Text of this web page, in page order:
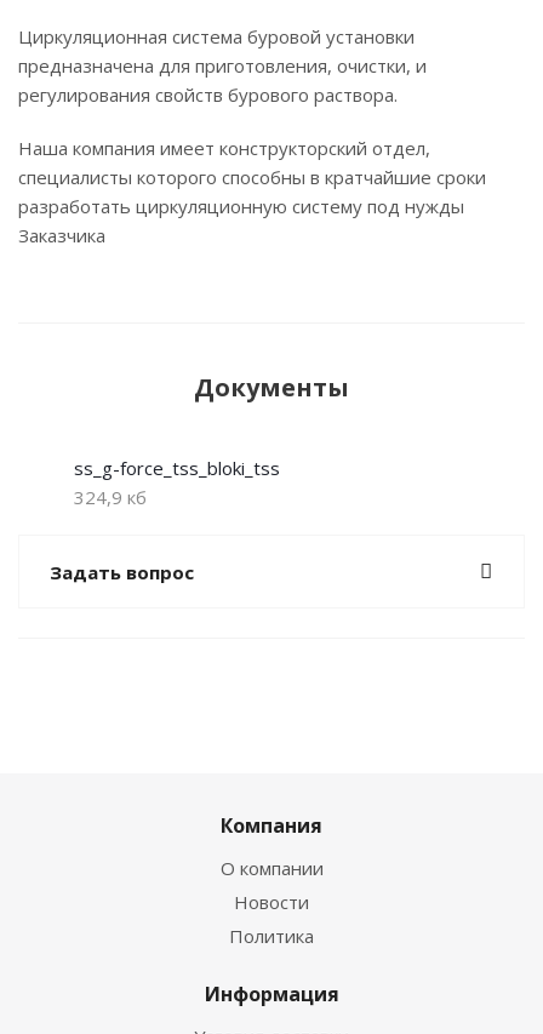
Циркуляционная система буровой установки
предназначена для приготовления, очистки, и
регулирования свойств бурового раствора.
Наша компания имеет конструкторский отдел,
специалисты которого способны в кратчайшие сроки
разработать циркуляционную систему под нужды
Заказчика
Документы
ss_g-force_tss_bloki_tss
324,9 кб
Задать вопрос
Компания
О компании
Новости
Политика
Информация